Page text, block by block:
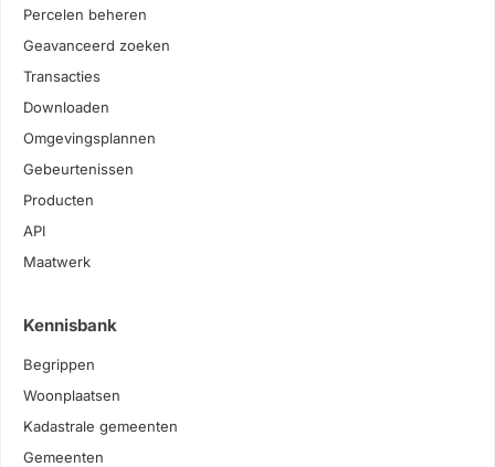
Percelen beheren
Geavanceerd zoeken
Transacties
Downloaden
Omgevingsplannen
Gebeurtenissen
Producten
API
Maatwerk
Kennisbank
Begrippen
Woonplaatsen
Kadastrale gemeenten
Gemeenten